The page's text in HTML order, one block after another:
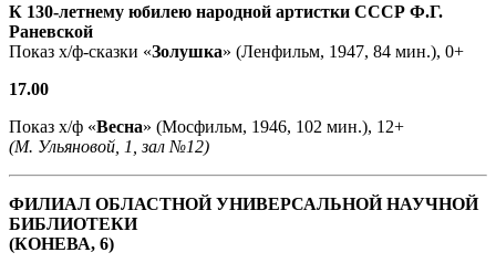
К 130-летнему юбилею народной артистки СССР Ф.Г.
Раневской
Показ х/ф-сказки «Золушка» (Ленфильм, 1947, 84 мин.), 0+
17.00
Показ х/ф «Весна» (Мосфильм, 1946, 102 мин.), 12+
(М. Ульяновой, 1, зал №12)
ФИЛИАЛ ОБЛАСТНОЙ УНИВЕРСАЛЬНОЙ НАУЧНОЙ
БИБЛИОТЕКИ
(КОНЕВА, 6)